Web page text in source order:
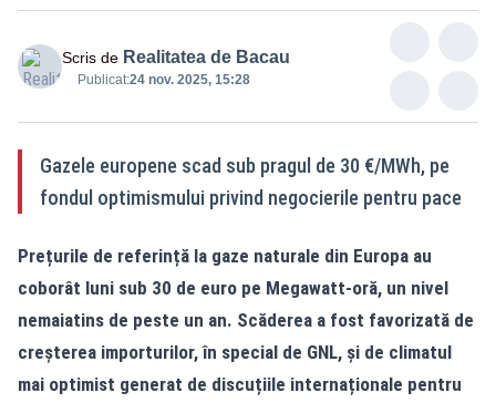
Scris de Realitatea de Bacau
Publicat:24 nov. 2025, 15:28
Gazele europene scad sub pragul de 30 €/MWh, pe
fondul optimismului privind negocierile pentru pace
Prețurile de referință la gaze naturale din Europa au
coborât luni sub 30 de euro pe Megawatt-oră, un nivel
nemaiatins de peste un an. Scăderea a fost favorizată de
creșterea importurilor, în special de GNL, și de climatul
mai optimist generat de discuțiile internaționale pentru